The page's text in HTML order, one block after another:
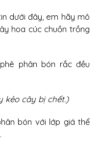
dưới đây, em hãy mô
hoa cúc chuồn trồng
phân bón rắc đều
kẻo cây bị chết.)
bón với lớp giá thể